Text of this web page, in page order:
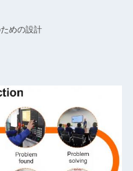
めの設計